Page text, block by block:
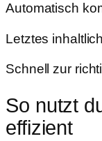
Automatisch
Letztes
Schnell zur
So nutzt
effizient